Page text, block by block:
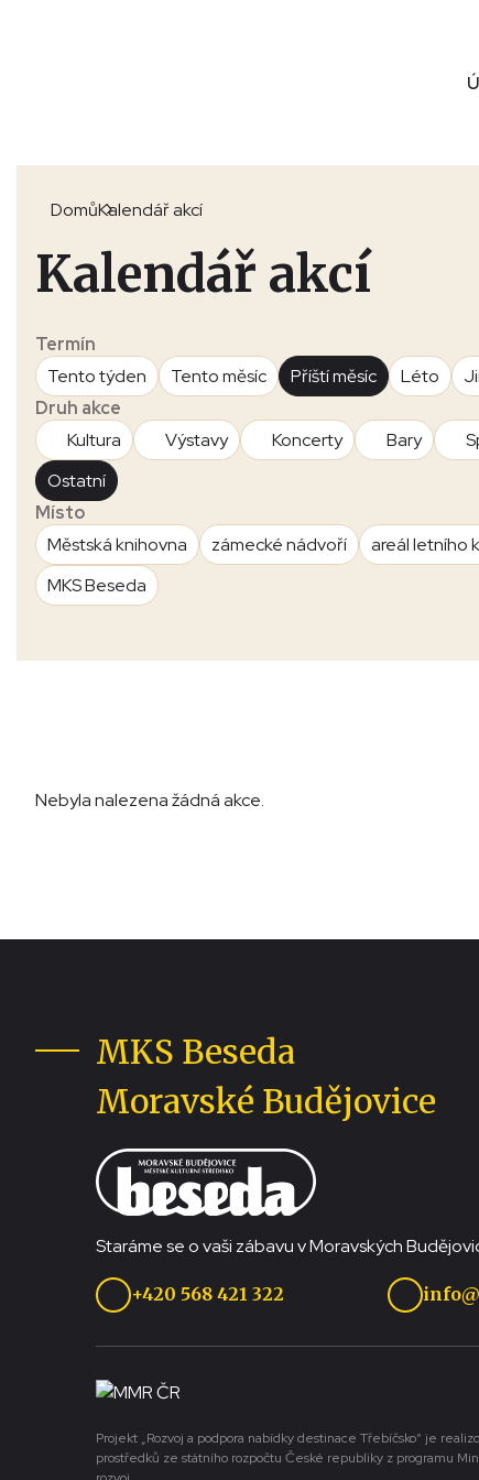
DomůKalendář akcí
Kalendář akcí
Termín
Tento týden
Tento měsíc Příští měsíc Léto
Druh akce
Kultura
Výstavy Koncerty Bary
Ostatní
Místo
Městská knihovna
zámecké nádvoří areál letního
MKS Beseda
Nebyla nalezena žádná akce.
MKS Beseda
Moravské Budějovice
Staráme se o vaši zábavu v Moravských
+420 568 421 322
Projekt „Rozvoj a podpora nabídky destinace Třebíčsko“ je
prostředků ze státního rozpočtu České republiky z programu